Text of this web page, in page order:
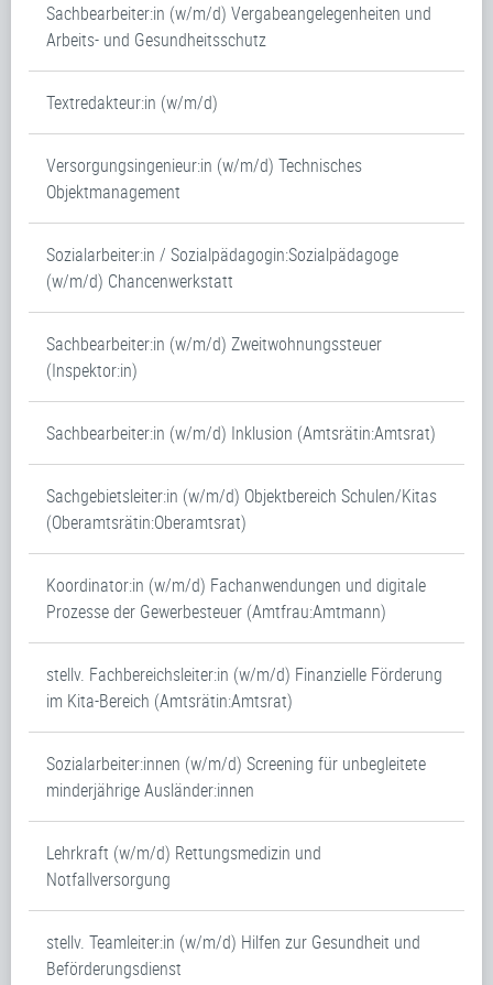
Sachbearbeiter:in (w/m/d) Vergabeangelegenheiten und
Arbeits- und Gesundheitsschutz
Textredakteur:in (w/m/d)
Versorgungsingenieur:in (w/m/d) Technisches
Objektmanagement
Sozialarbeiter:in / Sozialpädagogin:Sozialpädagoge
(w/m/d) Chancenwerkstatt
Sachbearbeiter:in (w/m/d) Zweitwohnungssteuer
(Inspektor:in)
Sachbearbeiter:in (w/m/d) Inklusion (Amtsrätin:Amtsrat)
Sachgebietsleiter:in (w/m/d) Objektbereich Schulen/Kitas
(Oberamtsrätin:Oberamtsrat)
Koordinator:in (w/m/d) Fachanwendungen und digitale
Prozesse der Gewerbesteuer (Amtfrau:Amtmann)
stellv. Fachbereichsleiter:in (w/m/d) Finanzielle Förderung
im Kita-Bereich (Amtsrätin:Amtsrat)
Sozialarbeiter:innen (w/m/d) Screening für unbegleitete
minderjährige Ausländer:innen
Lehrkraft (w/m/d) Rettungsmedizin und
Notfallversorgung
stellv. Teamleiter:in (w/m/d) Hilfen zur Gesundheit und
Beförderungsdienst